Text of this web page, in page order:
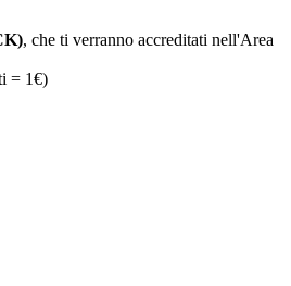
, che ti verranno accreditati nell'Area
= 1€)